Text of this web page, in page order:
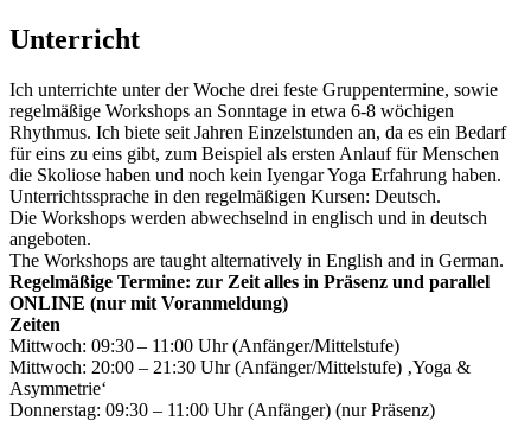
Unterricht
Ich unterrichte unter der Woche drei feste Gruppentermine, sowie
regelmäßige Workshops an Sonntage in etwa 6-8 wöchigen
Rhythmus. Ich biete seit Jahren Einzelstunden an, da es ein Bedarf
für eins zu eins gibt, zum Beispiel als ersten Anlauf für Menschen
die Skoliose haben und noch kein Iyengar Yoga Erfahrung haben.
Unterrichtssprache in den regelmäßigen Kursen: Deutsch.
Die Workshops werden abwechselnd in englisch und in deutsch
angeboten.
The Workshops are taught alternatively in English and in German.
Regelmäßige Termine: zur Zeit alles in Präsenz und parallel
ONLINE (nur mit Voranmeldung)
Zeiten
Mittwoch: 09:30 – 11:00 Uhr (Anfänger/Mittelstufe)
Mittwoch: 20:00 – 21:30 Uhr (Anfänger/Mittelstufe) ‚Yoga &
Asymmetrie‘
Donnerstag: 09:30 – 11:00 Uhr (Anfänger) (nur Präsenz)